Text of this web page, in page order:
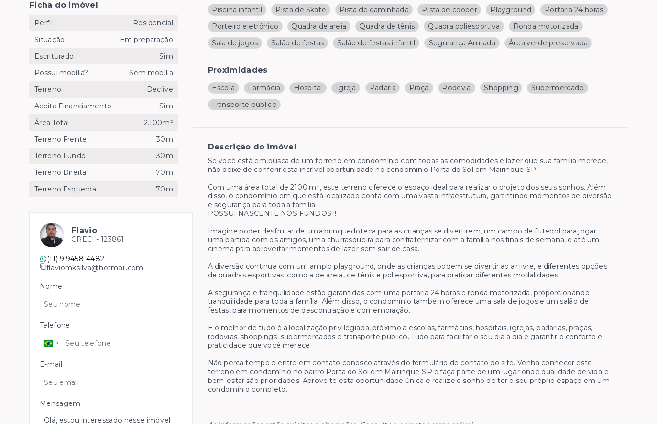
Piscina infantil
Pista de Skate Pista de caminhada Pista de cooper Playground
Portaria 24 horas
Porteiro eletrônico
Quadra de areia Quadra de tênis Quadra poliesportiva
Ronda motorizada
Sala de jogos
Salão de festas Salão de festas infantil Segurança Armada Área verde preservada
Proximidades
Escola Farmácia Hospital Igreja Padaria Praça Rodovia Shopping
Supermercado
Transporte público
Descrição do imóvel
Se você está em busca de um terreno em condomínio com todas as comodidades e lazer que sua família merece,
não deixe de conferir esta incrível oportunidade no condominio Porta do Sol em Mairinque-SP.
Com uma área total de 2100 m², este terreno oferece o espaço ideal para realizar o projeto dos seus sonhos. Além
disso, o condomínio em que está localizado conta com uma vasta infraestrutura, garantindo momentos de diversão
e segurança para toda a família.
POSSUI NASCENTE NOS FUNDOS!!!
Imagine poder desfrutar de uma brinquedoteca para as crianças se divertirem, um campo de futebol para jogar
uma partida com os amigos, uma churrasqueira para confraternizar com a família nos finais de semana, e até um
cinema para aproveitar momentos de lazer sem sair de casa.
A diversão continua com um amplo playground, onde as crianças podem se divertir ao ar livre, e diferentes opções
de quadras esportivas, como a de areia, de tênis e poliesportiva, para praticar diferentes modalidades.
A segurança e tranquilidade estão garantidas com uma portaria 24 horas e ronda motorizada, proporcionando
tranquilidade para toda a família. Além disso, o condomínio também oferece uma sala de jogos e um salão de
festas, para momentos de descontração e comemoração.
E o melhor de tudo é a localização privilegiada, próximo a escolas, farmácias, hospitais, igrejas, padarias, praças,
rodovias, shoppings, supermercados e transporte público. Tudo para facilitar o seu dia a dia e garantir o conforto e
praticidade que você merece.
Não perca tempo e entre em contato conosco através do formulário de contato do site. Venha conhecer este
terreno em condomínio no bairro Porta do Sol em Mairinque-SP e faça parte de um lugar onde qualidade de vida e
bem-estar são prioridades. Aproveite esta oportunidade única e realize o sonho de ter o seu próprio espaço em um
condomínio completo.
Ficha do imóvel
Perfil
Residencial
Situação
Em preparação
Escriturado
Sim
Possui mobília?
Sem mobília
Terreno
Declive
Aceita Financiamento
Sim
Área Total
2.100m²
Terreno Frente
30m
Terreno Fundo
30m
Terreno Direita
70m
Terreno Esquerda
70m
Flavio
CRECI - 123861
(11) 9 9458-4482
flaviomksilva@hotmail.com
Nome
Telefone
E-mail
Mensagem